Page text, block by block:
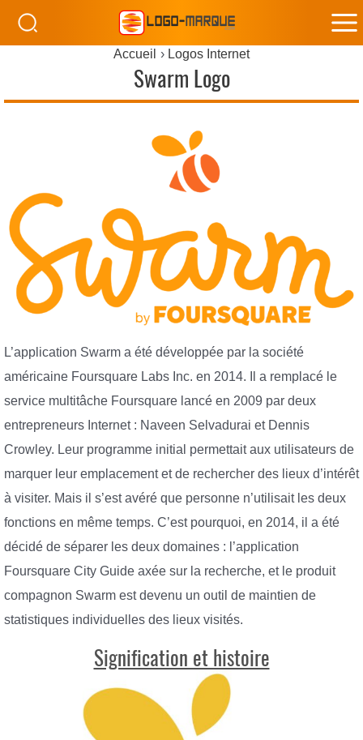
Accueil Logos Internet
Swarm Logo
L’application Swarm a été développée par la société
américaine Foursquare Labs Inc. en 2014. Il a remplacé le
service multitâche Foursquare lancé en 2009 par deux
entrepreneurs Internet : Naveen Selvadurai et Dennis
Crowley. Leur programme initial permettait aux utilisateurs de
marquer leur emplacement et de rechercher des lieux d’intérêt
à visiter. Mais il s’est avéré que personne n’utilisait les deux
fonctions en même temps. C’est pourquoi, en 2014, il a été
décidé de séparer les deux domaines : l’application
Foursquare City Guide axée sur la recherche, et le produit
compagnon Swarm est devenu un outil de maintien de
statistiques individuelles des lieux visités.
Signification et histoire